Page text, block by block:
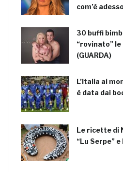
com’è
30 buffi
“rovinato”
(GUARDA)
L’Italia ai
è data dai
Le ricette di
“Lu Serpe”